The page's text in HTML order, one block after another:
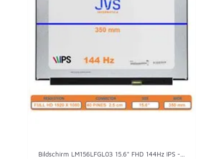
Bildschirm LM156LFGL03 15.6" FHD 144Hz IPS -...